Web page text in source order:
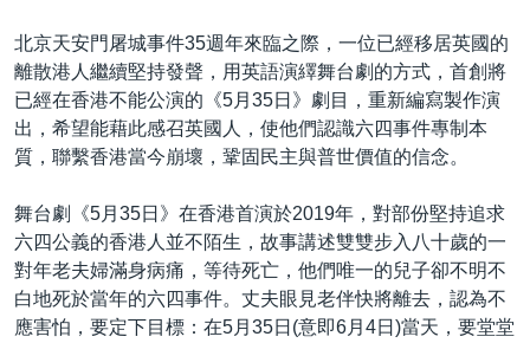
VOA 60秒 (國際)
美國專訊
視頻存檔
YOUTUBE頻道
時事經緯
新聞音頻
海外港人
港人港心
美國透視
建國史話
廣播節目表
國語
關注我們
其他語言網站
北京天安門屠城事件35週年來臨之際，一位已經移居英國的
離散港人繼續堅持發聲，用英語演繹舞台劇的方式，首創將
已經在香港不能公演的《5月35日》劇目，重新編寫製作演
出，希望能藉此感召英國人，使他們認識六四事件專制本
質，聯繫香港當今崩壞，鞏固民主與普世價值的信念。
舞台劇《5月35日》在香港首演於2019年，對部份堅持追求
六四公義的香港人並不陌生，故事講述雙雙步入八十歲的一
對年老夫婦滿身病痛，等待死亡，他們唯一的兒子卻不明不
白地死於當年的六四事件。丈夫眼見老伴快將離去，認為不
應害怕，要定下目標：在5月35日(意即6月4日)當天，要堂堂